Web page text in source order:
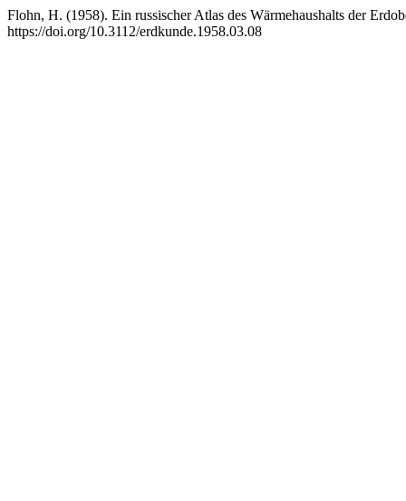
Flohn, H. (1958). Ein russischer Atlas des Wärmehaushalts der
https://doi.org/10.3112/erdkunde.1958.03.08